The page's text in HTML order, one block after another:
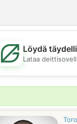
💖
Löydä
Lataa